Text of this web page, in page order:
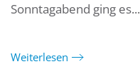
Sonntagabend ging es...
Weiterlesen